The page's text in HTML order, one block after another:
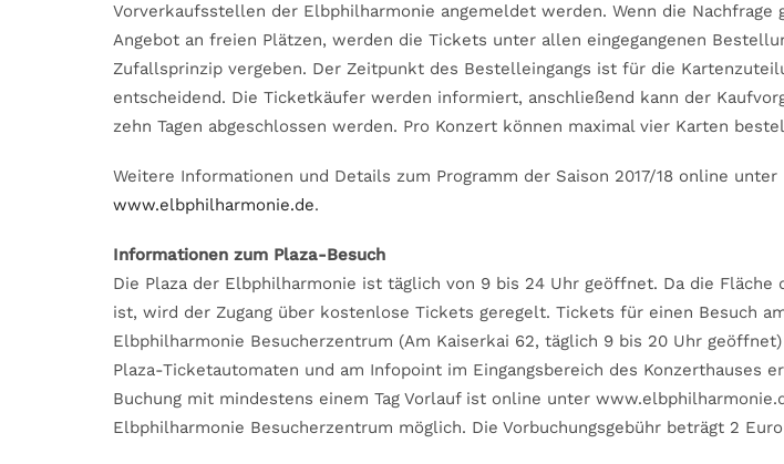
Vorverkaufsstellen der Elbphilharmonie angemeldet werden. Wenn die Nachfrage
Angebot an freien Plätzen, werden die Tickets unter allen eingegangenen
Zufallsprinzip vergeben. Der Zeitpunkt des Bestelleingangs ist für die
entscheidend. Die Ticketkäufer werden informiert, anschließend kann der
zehn Tagen abgeschlossen werden. Pro Konzert können maximal vier Karten
Weitere Informationen und Details zum Programm der Saison 2017/18 online unter
www.elbphilharmonie.de.
Informationen zum Plaza-Besuch
Die Plaza der Elbphilharmonie ist täglich von 9 bis 24 Uhr geöffnet. Da die Fläche
ist, wird der Zugang über kostenlose Tickets geregelt. Tickets für einen Besuch
Elbphilharmonie Besucherzentrum (Am Kaiserkai 62, täglich 9 bis 20 Uhr
Plaza-Ticketautomaten und am Infopoint im Eingangsbereich des Konzerthauses
Buchung mit mindestens einem Tag Vorlauf ist online unter
Elbphilharmonie Besucherzentrum möglich. Die Vorbuchungsgebühr beträgt 2